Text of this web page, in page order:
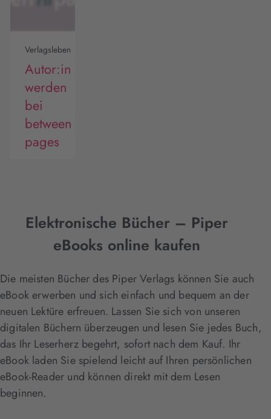
Verlagsleben
Autor:in
werden
bei
between
pages
Elektronische Bücher – Piper
eBooks online kaufen
Die meisten Bücher des Piper Verlags können Sie auch
eBook erwerben und sich einfach und bequem an der
neuen Lektüre erfreuen. Lassen Sie sich von unseren
digitalen Büchern überzeugen und lesen Sie jedes Buch,
das Ihr Leserherz begehrt, sofort nach dem Kauf. Ihr
eBook laden Sie spielend leicht auf Ihren persönlichen
eBook-Reader und können direkt mit dem Lesen
beginnen.